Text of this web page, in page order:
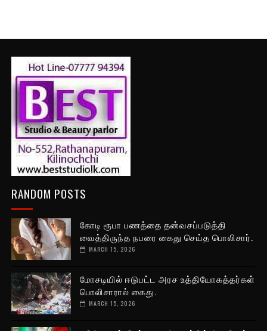
RANDOM POSTS
கோடி ரூபா பணத்தை தன்வசப்படுத்தி
வைத்திருந்த நபரை கைது செய்த பொலிசார்.
MARCH 15, 2026
மோசடியில் ஈடுபட்ட அரச உத்தியோகத்தர்கள்
பொலிசாரால் கைது.
MARCH 15, 2026